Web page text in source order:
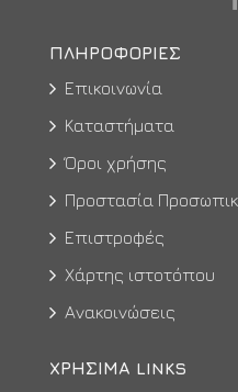
ΠΛΗΡΟΦΟΡΊΕΣ
Επικοινωνία
Καταστήματα
Όροι χρήσης
Προστασία
Επιστροφές
Χάρτης ιστοτόπου
Ανακοινώσεις
ΧΡΉΣΙΜΑ LINKS